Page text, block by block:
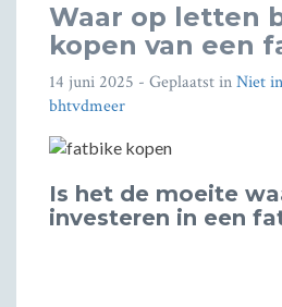
Waar op letten
kopen van een
14 juni 2025 - Geplaatst inNiet
bhtvdmeer
Is het de moeite
investeren in een